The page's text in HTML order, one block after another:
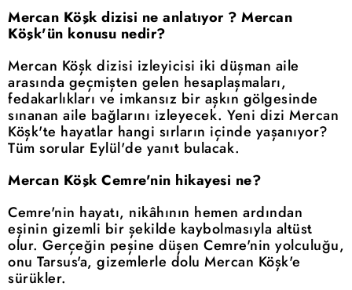
Mercan Köşk dizisi ne anlatıyor ? Mercan
Köşk'ün konusu nedir?
Mercan Köşk dizisi izleyicisi iki düşman aile
arasında geçmişten gelen hesaplaşmaları,
fedakarlıkları ve imkansız bir aşkın gölgesinde
sınanan aile bağlarını izleyecek. Yeni dizi Mercan
Köşk'te hayatlar hangi sırların içinde yaşanıyor?
Tüm sorular Eylül'de yanıt bulacak.
Mercan Köşk Cemre'nin hikayesi ne?
Cemre'nin hayatı, nikâhının hemen ardından
eşinin gizemli bir şekilde kaybolmasıyla altüst
olur. Gerçeğin peşine düşen Cemre'nin yolculuğu,
onu Tarsus'a, gizemlerle dolu Mercan Köşk'e
sürükler.